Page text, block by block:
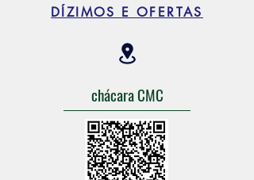
DÍZIMOS E OFERTAS
chácara CMC